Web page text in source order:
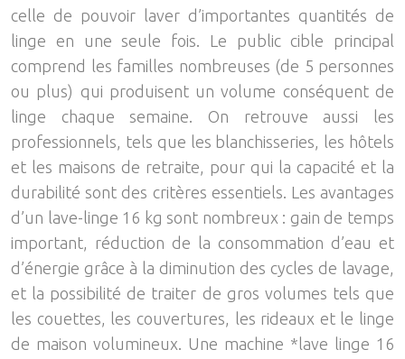
celle de pouvoir laver d’importantes quantités de
linge en une seule fois. Le public cible principal
comprend les familles nombreuses (de 5 personnes
ou plus) qui produisent un volume conséquent de
linge chaque semaine. On retrouve aussi les
professionnels, tels que les blanchisseries, les hôtels
et les maisons de retraite, pour qui la capacité et la
durabilité sont des critères essentiels. Les avantages
d’un lave-linge 16 kg sont nombreux : gain de temps
important, réduction de la consommation d’eau et
d’énergie grâce à la diminution des cycles de lavage,
et la possibilité de traiter de gros volumes tels que
les couettes, les couvertures, les rideaux et le linge
de maison volumineux. Une machine *lave linge 16